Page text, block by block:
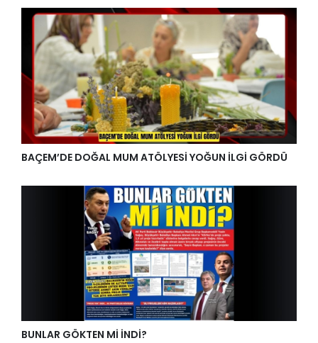
BAÇEM’DE DOĞAL MUM ATÖLYESİ YOĞUN İLGİ GÖRDÜ
BUNLAR GÖKTEN Mİ İNDİ?